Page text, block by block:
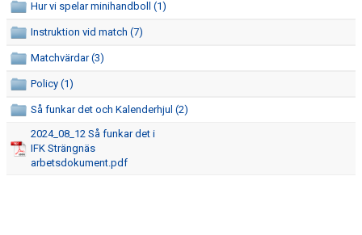
Hur vi spelar minihandboll (1)
Instruktion vid match (7)
Matchvärdar (3)
Policy (1)
Så funkar det och Kalenderhjul (2)
2024_08_12 Så funkar det i
IFK Strängnäs
arbetsdokument.pdf